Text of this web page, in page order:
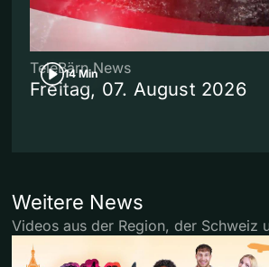
14 Min
TeleBärn News
Freitag, 07. August 2026
Weitere News
Videos aus der Region, der Schweiz